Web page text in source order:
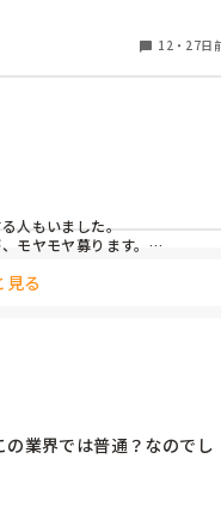
か特定のスタッフかは不明
忘れて帰ってしまったスタ
言い聞かせているのですが
12 ・ 27日
人もいました。
モヤモヤ募ります。
なんだと思います。
から気づいてしまうみたい
無意識です。
思います。
くて…すみません。
見る
業界では普通？なのでし
しまうのがめにみえてわか